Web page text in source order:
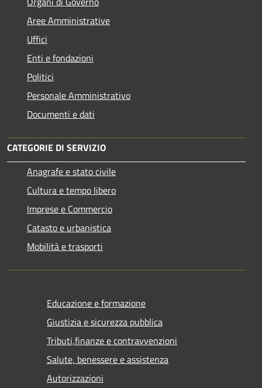
Aree Amministrative
Uffici
Enti e fondazioni
Politici
Personale Amministrativo
Documenti e dati
CATEGORIE DI SERVIZIO
Anagrafe e stato civile
Cultura e tempo libero
Imprese e Commercio
Catasto e urbanistica
Mobilità e trasporti
Educazione e formazione
Giustizia e sicurezza pubblica
Tributi,finanze e contravvenzioni
Salute, benessere e assistenza
Autorizzazioni